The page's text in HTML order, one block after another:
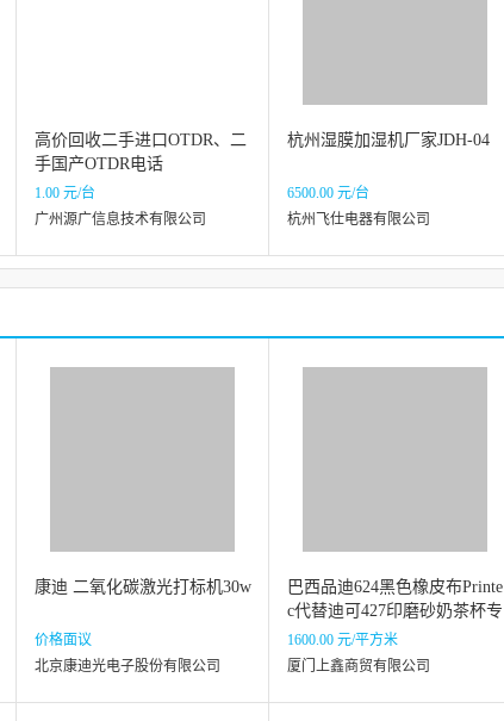
高价回收二手进口OTDR、二
手国产OTDR电话
1.00 元/台
广州源广信息技术有限公司
杭州湿膜加湿机厂家JDH-04
6500.00 元/台
杭州飞仕电器有限公司
康迪 二氧化碳激光打标机30w
价格面议
北京康迪光电子股份有限公司
巴西品迪624黑色橡皮布Printe
c代替迪可427印磨砂奶茶杯专
用**耐磨
1600.00 元/平方米
厦门上鑫商贸有限公司